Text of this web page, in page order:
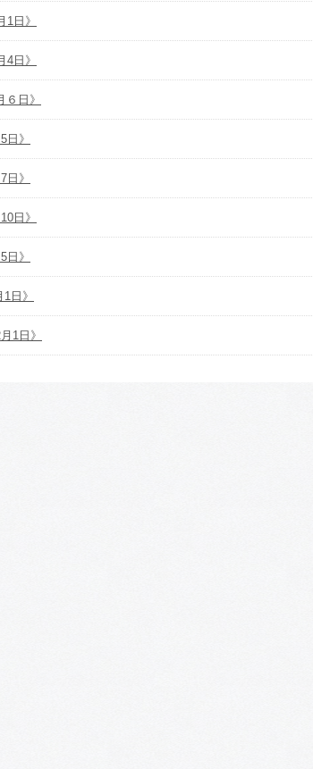
日》
日》
日》
》
》
日》
》
日》
1日》